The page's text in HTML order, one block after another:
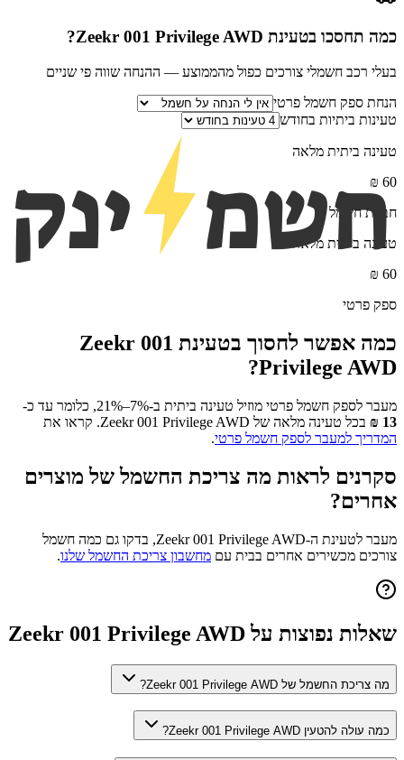
כמה תחסכו בטעינת Zeekr 001 Privilege AWD
?
בעלי רכב חשמלי צורכים כפול מהממוצע — ההנחה שווה פי שניים
הנחת ספק חשמל פרטי
טעינות ביתיות בחודש
טעינה ביתית מלאה
60
₪
חברת חשמל
טעינה ביתית מלאה
60
₪
ספק פרטי
כמה אפשר לחסוך בטעינת Zeekr 001
Privilege AWD
?
מעבר לספק חשמל פרטי מוזיל טעינה ביתית ב-7%–21%, כלומר עד כ-
13
₪ בכל טעינה מלאה של Zeekr 001 Privilege AWD. קראו את
המדריך למעבר לספק חשמל פרטי.
סקרנים לראות מה צריכת החשמל של מוצרים
אחרים?
מעבר לטעינת ה-Zeekr 001 Privilege AWD, בדקו גם כמה חשמל
צורכים מכשירים אחרים בבית עם מחשבון צריכת החשמל שלנו.
שאלות נפוצות עלZeekr 001 Privilege AWD
מה צריכת החשמל של Zeekr 001 Privilege AWD?
כמה עולה להטעין Zeekr 001 Privilege AWD?